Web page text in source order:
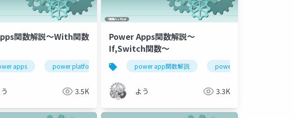
app関数解説
関数解説～With関数
apps power platform power app関数解説
3.5K
Power Apps関数解説～
If,Switch関数～
power app関数解説 power apps
よう 3.3K